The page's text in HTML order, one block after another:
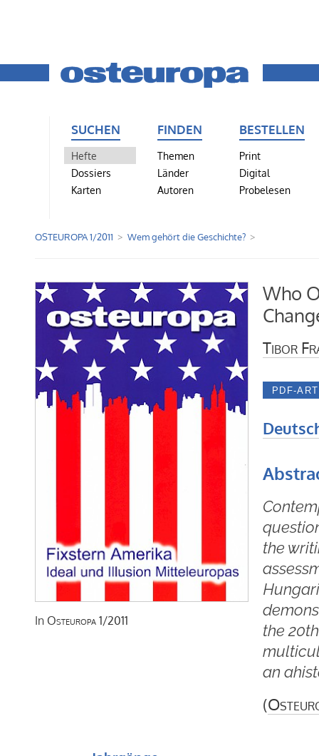
SUCHEN
Hefte
Dossiers
Karten
FINDEN
Themen
Länder
Autoren
BESTELLEN
Print
Digital
Probelesen
OSTEUROPA 1/2011 Wem gehört die Geschichte?
In Osteuropa 1/2011
Who
Tibor
the
the
an
(